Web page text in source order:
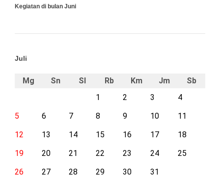
Kegiatan di bulan Juni
Juli
Mg Sn Sl Rb Km Jm
Sb
1
2 3
4
5
6 7 8 9 10
11
12
13 14 15 16 17
18
19
20 21 22 23 24
25
26
27 28 29 30 31